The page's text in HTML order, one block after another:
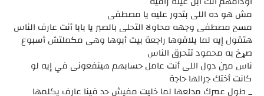
مش هو ده اللى بتدور عليه يا مصطفى
مسح مصطفى وجهه محاولا التحلى بالصبر يا بابا أنت عارف الناس
هتقول إيه لما يلاقوها راجعة بيت أبوها وهى مكملتش أسبوع
صړخ به محمود تتحرق الناس
ناس مين دول اللى أنت عامل حسابهم هينفعونى في إيه لو
كانت أختك جرالها حاجة
_ طول عمرك مدلعها لما خليت مفيش حد فينا عارف يكلمها